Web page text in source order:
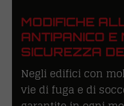
MODIFICHE
ANTIPANICO E
SICUREZZA
Negli edifici con
vie di fuga e di